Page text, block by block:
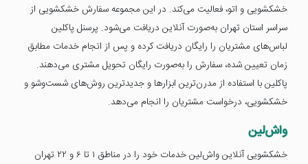
خشکشویی و اتو، فعالیت می‌کند. در این مجموعه سفارش خشکشویی از
سراسر استان تهران به‌صورت آنلاین دریافت می‌شود. پرسنل پاکلین
لباس‌های مشتریان را رایگان دریافت کرده و پس از انجام خدمات مطابق
زمان تعیین شده، سفارش را به‌صورت رایگان تحویل مشتری می‌دهند.
پاکلین با استفاده از مدرن‌ترین ابزارها و جدیدترین روش‌های شست‌وشو و
خشکشویی، درخواست مشتریان را انجام می‌دهد.
واش‌لین
خشکشویی آنلاین واش‌لین خدمات خود را در مناطق ۱ تا ۶ و ۲۲ تهران